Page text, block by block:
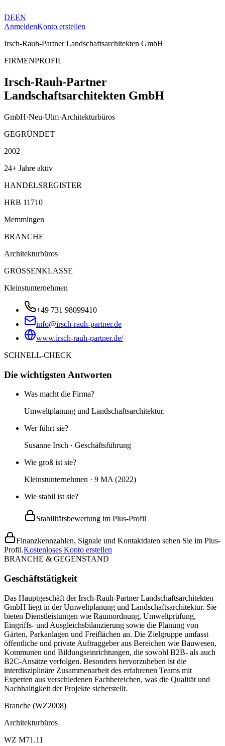
DEEN
AnmeldenKonto erstellen
Irsch-Rauh-Partner Landschaftsarchitekten GmbH
FIRMENPROFIL
Irsch-Rauh-Partner
Landschaftsarchitekten GmbH
GmbH·Neu-Ulm·Architekturbüros
GEGRÜNDET
2002
24+ Jahre aktiv
HANDELSREGISTER
HRB 11710
Memmingen
BRANCHE
Architekturbüros
GRÖSSENKLASSE
Kleinstunternehmen
+49 731 98099410
info@irsch-rauh-partner.de
www.irsch-rauh-partner.de/
SCHNELL-CHECK
Die wichtigsten Antworten
Was macht die Firma?
Umweltplanung und Landschaftsarchitektur.
Wer führt sie?
Susanne Irsch · Geschäftsführung
Wie groß ist sie?
Kleinstunternehmen · 9 MA (2022)
Wie stabil ist sie?
Stabilitätsbewertung im Plus-Profil
Finanzkennzahlen, Signale und Kontaktdaten sehen Sie im Plus-
Profil.Kostenloses Konto erstellen
BRANCHE & GEGENSTAND
Geschäftstätigkeit
Das Hauptgeschäft der Irsch-Rauh-Partner Landschaftsarchitekten
GmbH liegt in der Umweltplanung und Landschaftsarchitektur. Sie
bieten Dienstleistungen wie Raumordnung, Umweltprüfung,
Eingriffs- und Ausgleichsbilanzierung sowie die Planung von
Gärten, Parkanlagen und Freiflächen an. Die Zielgruppe umfasst
öffentliche und private Auftraggeber aus Bereichen wie Bauwesen,
Kommunen und Bildungseinrichtungen, die sowohl B2B- als auch
B2C-Ansätze verfolgen. Besonders hervorzuheben ist die
interdisziplinäre Zusammenarbeit des erfahrenen Teams mit
Experten aus verschiedenen Fachbereichen, was die Qualität und
Nachhaltigkeit der Projekte sicherstellt.
Branche (WZ2008)
Architekturbüros
WZ M71.11